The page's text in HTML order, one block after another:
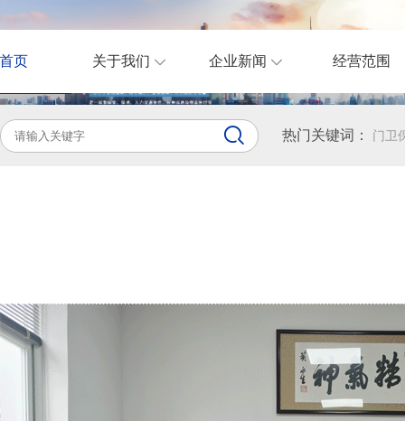
页 关于我们 企业新闻 经营范围
热门关键词： 门卫